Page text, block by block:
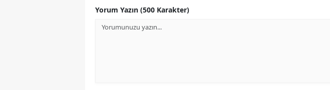
Yorum Yazın (500 Karakter)